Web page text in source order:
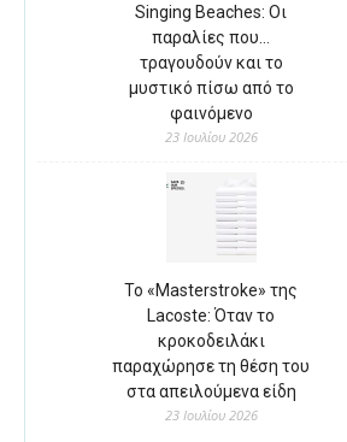
Singing Beaches: Οι
παραλίες που…
τραγουδούν και το
μυστικό πίσω από το
φαινόμενο
23 Ιουλίου 2026
Το «Masterstroke» της
Lacoste: Όταν το
κροκοδειλάκι
παραχώρησε τη θέση του
στα απειλούμενα είδη
23 Ιουλίου 2026